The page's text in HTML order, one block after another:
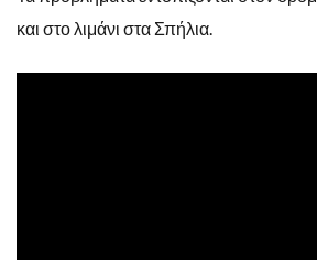
και στο λιμάνι στα Σπήλια.